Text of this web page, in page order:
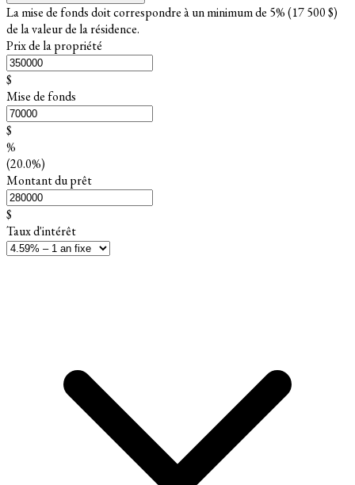
La mise de fonds doit correspondre à un minimum de 5% (17 500 $)
de la valeur de la résidence.
Prix de la propriété
$
Mise de fonds
$
%
(20.0%)
Montant du prêt
$
Taux d'intérêt